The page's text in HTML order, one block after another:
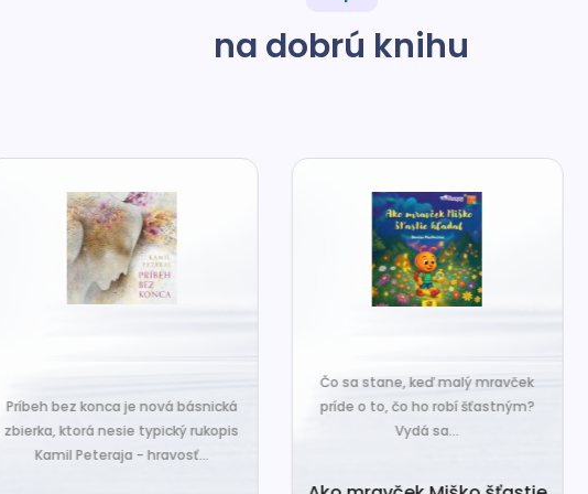
na dobrú knihu
príde o to, čo ho robí šťastným?
Vydá sa...
Čo sa stane, keď sa do tichej
zákutiny škriatkov prisťahuje